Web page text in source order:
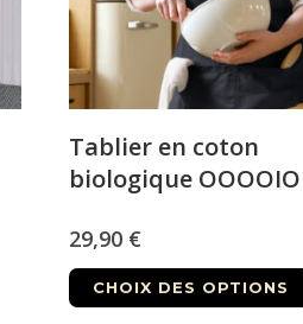
Tablier en coton
biologique
29,90 €
CHOIX DES OPTIONS